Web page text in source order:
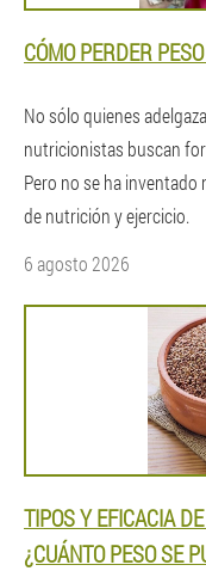
CÓMO PERDER
No sólo quienes
nutricionistas buscan
Pero no se ha
de nutrición y ejercicio.
6 agosto 2026
TIPOS Y EFICACIA
¿CUÁNTO PESO SE